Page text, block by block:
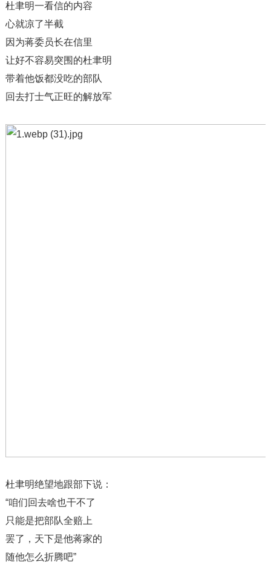
杜聿明一看信的内容
心就凉了半截
因为蒋委员长在信里
让好不容易突围的杜聿明
带着他饭都没吃的部队
回去打士气正旺的解放军
杜聿明绝望地跟部下说：
“咱们回去啥也干不了
只能是把部队全赔上
罢了，天下是他蒋家的
随他怎么折腾吧”